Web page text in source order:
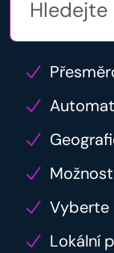
Vyberte
Lokální